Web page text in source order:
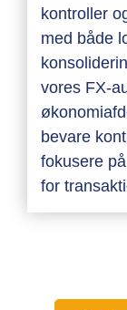
kontroller
med både
vores FX-
bevare
fokusere
for